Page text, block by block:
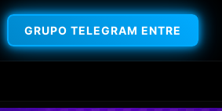
GRUPO TELEGRAM ENTRE